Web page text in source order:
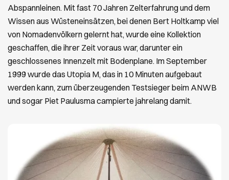
Abspannleinen. Mit fast 70 Jahren Zelterfahrung und dem
Wissen aus Wüsteneinsätzen, bei denen Bert Holtkamp viel
von Nomadenvölkern gelernt hat, wurde eine Kollektion
geschaffen, die ihrer Zeit voraus war, darunter ein
geschlossenes Innenzelt mit Bodenplane. Im September
1999 wurde das Utopia M, das in 10 Minuten aufgebaut
werden kann, zum überzeugenden Testsieger beim ANWB
und sogar Piet Paulusma campierte jahrelang damit.